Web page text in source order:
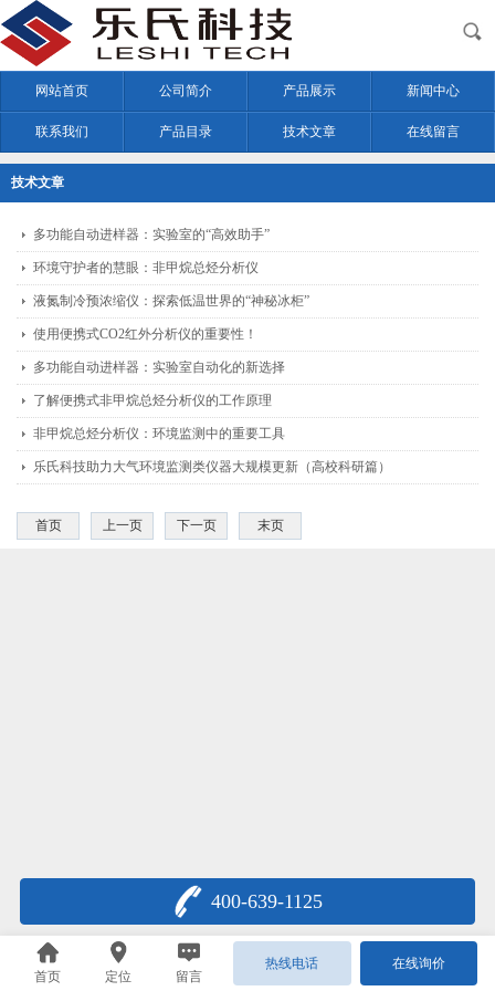
网站首页 公司简介 产品展示 新闻中心
联系我们 产品目录 技术文章 在线留言
技术文章
多功能自动进样器：实验室的“高效助手”
环境守护者的慧眼：非甲烷总烃分析仪
液氮制冷预浓缩仪：探索低温世界的“神秘冰柜”
使用便携式CO2红外分析仪的重要性！
多功能自动进样器：实验室自动化的新选择
了解便携式非甲烷总烃分析仪的工作原理
非甲烷总烃分析仪：环境监测中的重要工具
乐氏科技助力大气环境监测类仪器大规模更新（高校科研篇）
首页 上一页 下一页 末页
400-639-1125
首页 定位 留言
热线电话 在线询价